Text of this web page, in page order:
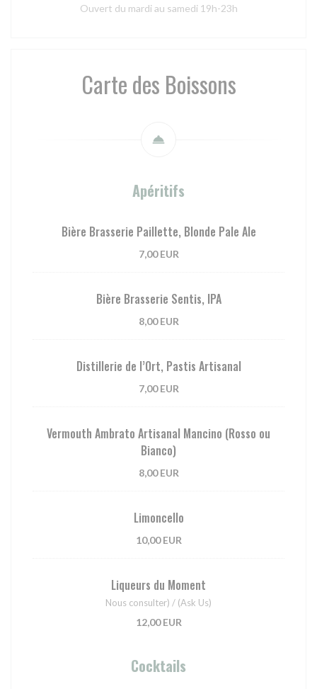
Ouvert du mardi au samedi 19h-23h
Carte des Boissons
Apéritifs
Bière Brasserie Paillette, Blonde Pale Ale
7,00 EUR
Bière Brasserie Sentis, IPA
8,00 EUR
Distillerie de l’Ort, Pastis Artisanal
7,00 EUR
Vermouth Ambrato Artisanal Mancino (Rosso ou
Bianco)
8,00 EUR
Limoncello
10,00 EUR
Liqueurs du Moment
Nous consulter) / (Ask Us)
12,00 EUR
Cocktails